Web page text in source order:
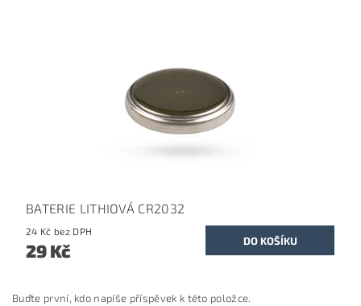
BATERIE LITHIOVÁ CR2032
24 Kč bez DPH
29 Kč
Buďte první, kdo napíše příspěvek k této položce.